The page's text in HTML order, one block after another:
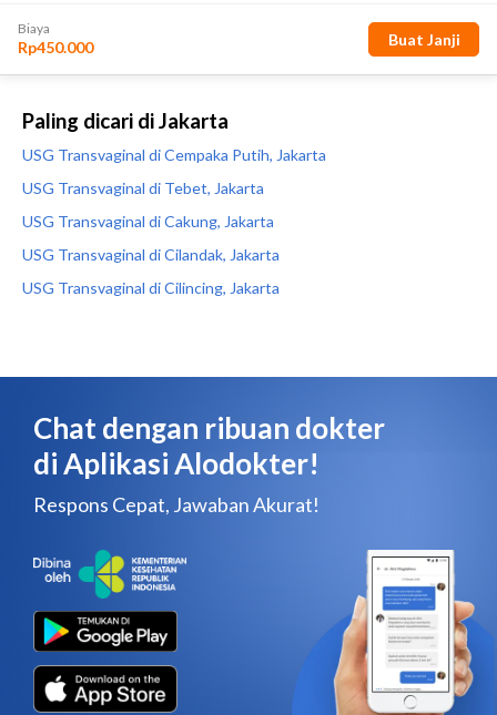
Paling dicari di Jakarta
USG Transvaginal di Cempaka Putih, Jakarta
USG Transvaginal di Tebet, Jakarta
USG Transvaginal di Cakung, Jakarta
USG Transvaginal di Cilandak, Jakarta
USG Transvaginal di Cilincing, Jakarta